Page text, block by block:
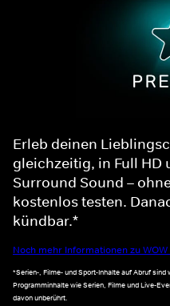
Erleb deinen
gleichzeitig, in Full HD
Surround Sound –
kostenlos testen.
kündbar.*
Noch mehr Informationen zu
*Serien-, Filme- und Sport-Inhalte auf Abruf
Programminhalte wie Serien, Filme und Live-
davon unberührt.